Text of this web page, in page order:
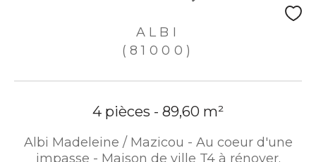
ALBI
(81000)
4 pièces - 89,60 m²
Albi Madeleine / Mazicou - Au coeur d'une
impasse - Maison de ville T4 à rénover.